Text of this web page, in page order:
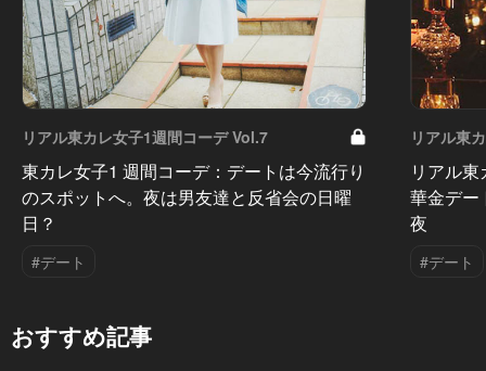
リアル東カレ女子1週間コーデ Vol.7
東カレ女子1 週間コーデ：デートは今流行り
のスポットへ。夜は男友達と反省会の日曜
日？
#デート
リアル東
リアル
華金デー
夜
#デート
おすすめ記事